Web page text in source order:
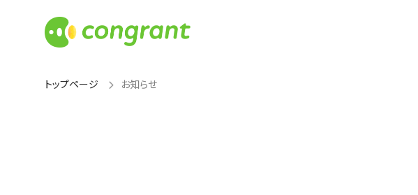
トップページ お知らせ